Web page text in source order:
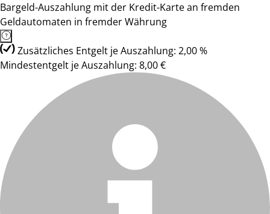
Bargeld-Auszahlung mit der Kredit-Karte an fremden
Geldautomaten in fremder Währung
Zusätzliches Entgelt je Auszahlung: 2,00 %
Mindestentgelt je Auszahlung: 8,00 €